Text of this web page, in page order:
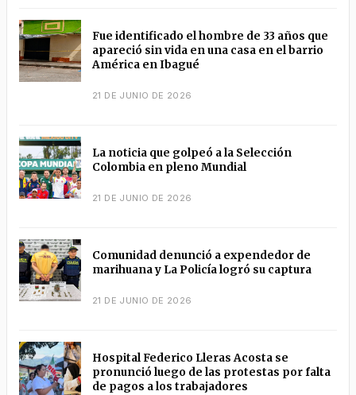
Fue identificado el hombre de 33 años que
apareció sin vida en una casa en el barrio
América en Ibagué
21 DE JUNIO DE 2026
La noticia que golpeó a la Selección
Colombia en pleno Mundial
21 DE JUNIO DE 2026
Comunidad denunció a expendedor de
marihuana y La Policía logró su captura
21 DE JUNIO DE 2026
Hospital Federico Lleras Acosta se
pronunció luego de las protestas por falta
de pagos a los trabajadores